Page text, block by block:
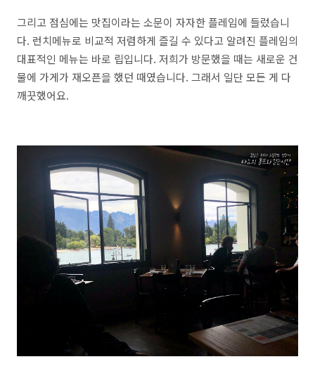
그리고 점심에는 맛집이라는 소문이 자자한 플레임에 들렀습니
다. 런치메뉴로 비교적 저렴하게 즐길 수 있다고 알려진 플레임의
대표적인 메뉴는 바로 립입니다. 저희가 방문했을 때는 새로운 건
물에 가게가 재오픈을 했던 때였습니다. 그래서 일단 모든 게 다
깨끗했어요.